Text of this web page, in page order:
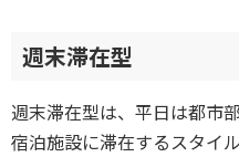
週末滞在型
週末滞在型は、平日は都市
宿泊施設に滞在するスタイ